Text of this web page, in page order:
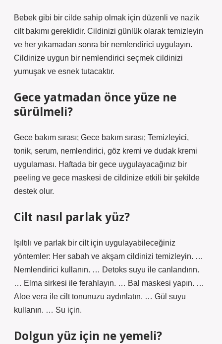
Bebek gibi bir cilde sahip olmak için düzenli ve nazik
cilt bakımı gereklidir. Cildinizi günlük olarak temizleyin
ve her yıkamadan sonra bir nemlendirici uygulayın.
Cildinize uygun bir nemlendirici seçmek cildinizi
yumuşak ve esnek tutacaktır.
Gece yatmadan önce yüze ne
sürülmeli?
Gece bakım sırası; Gece bakım sırası; Temizleyici,
tonik, serum, nemlendirici, göz kremi ve dudak kremi
uygulaması. Haftada bir gece uygulayacağınız bir
peeling ve gece maskesi de cildinize etkili bir şekilde
destek olur.
Cilt nasıl parlak yüz?
Işıltılı ve parlak bir cilt için uygulayabileceğiniz
yöntemler: Her sabah ve akşam cildinizi temizleyin. …
Nemlendirici kullanın. … Detoks suyu ile canlandırın.
… Elma sirkesi ile ferahlayın. … Bal maskesi yapın. …
Aloe vera ile cilt tonunuzu aydınlatın. … Gül suyu
kullanın. … Su için.
Dolgun yüz için ne yemeli?